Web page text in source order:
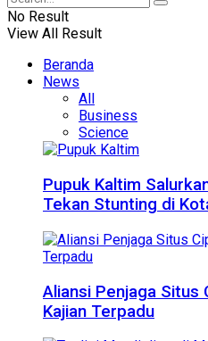
No Result
View All Result
Beranda
News
All
Business
Science
Pupuk Kaltim
Tekan Stunting di
Aliansi Penjaga Situs
Kajian Terpadu